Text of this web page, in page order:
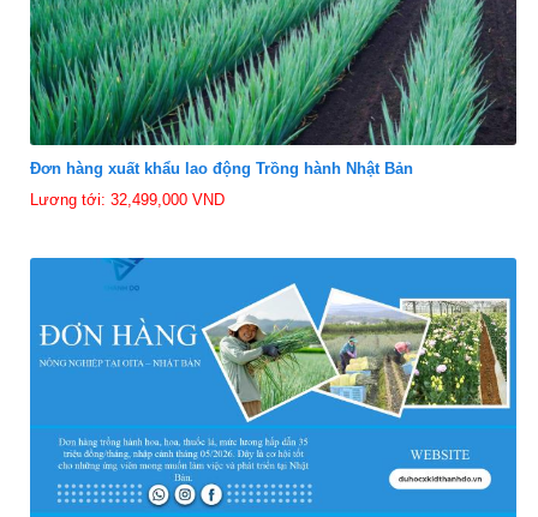
Đơn hàng xuất khẩu lao động Trồng hành Nhật Bản
Lương tới: 32,499,000 VND